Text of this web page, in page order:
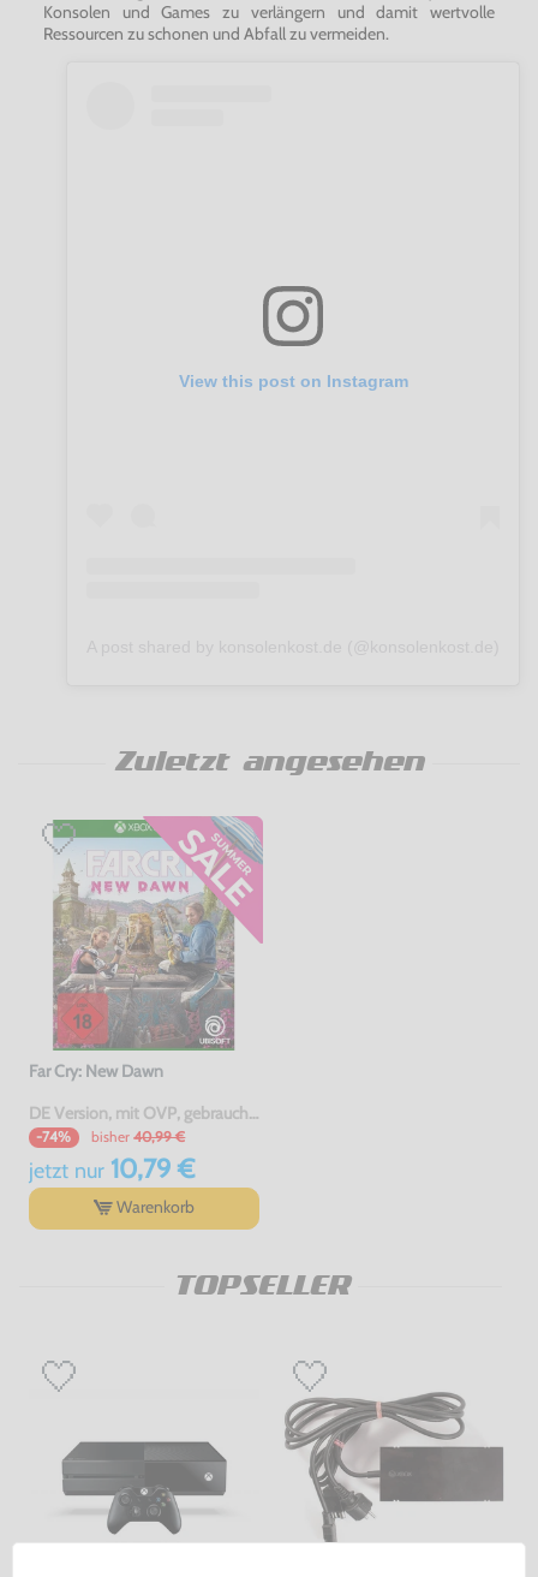
Konsolen und Games zu verlängern und damit wertvolle
Ressourcen zu schonen und Abfall zu vermeiden.
View this post on Instagram
Zuletzt angesehen
Far Cry: New Dawn
DE Version, mit OVP, gebraucht, USK18
-74% bisher 40,99 €
jetzt nur10,79 €
Warenkorb
TOPSELLER